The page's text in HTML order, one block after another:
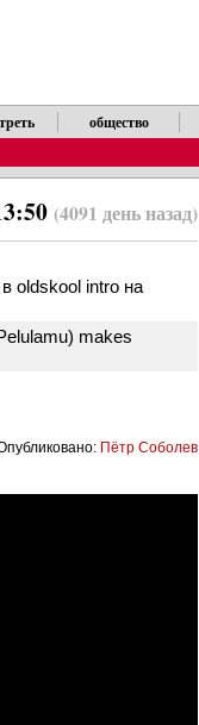
общество
(4091 день назад)
oldskool intro на
makes
Пётр Соболев